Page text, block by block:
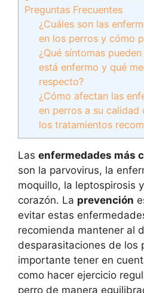
Preguntas Frecuentes
¿Cuáles son las
en los perros y cómo
¿Qué síntomas
está enfermo y qué
respecto?
¿Cómo afectan las
en perros a su calidad
los tratamientos
Las enfermedades más
son la parvovirus, la
moquillo, la leptospirosis
corazón. La prevención
evitar estas
recomienda mantener al
desparasitaciones de los
importante tener en
como hacer ejercicio
perro de manera